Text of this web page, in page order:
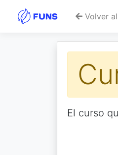
Volver al
El curso